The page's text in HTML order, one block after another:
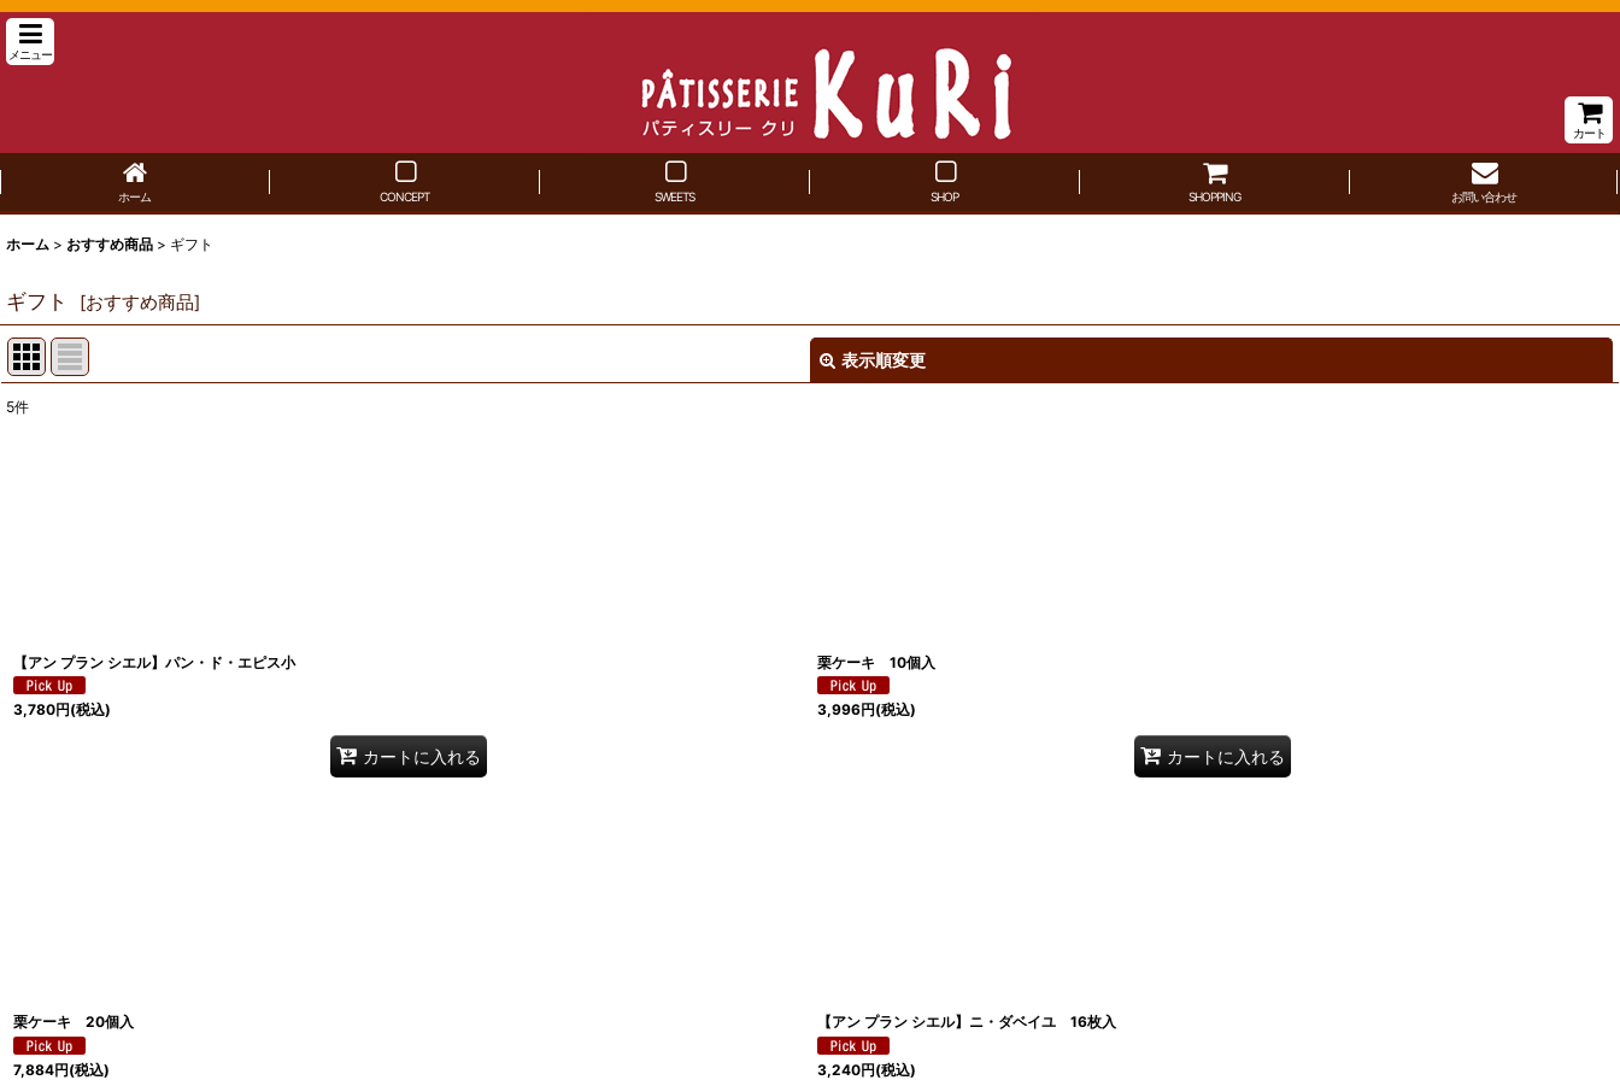
メニュー
カート
ホーム CONCEPT SWEETS SHOP SHOPPING お問い合わせ
ホーム > おすすめ商品 > ギフト
ギフト [おすすめ商品]
表示順変更
5件
【アン プラン シエル】パン・ド・エピス小
3,780円(税込)
カートに入れる
栗ケーキ 10個入
3,996円(税込)
カートに入れる
栗ケーキ 20個入
7,884円(税込)
【アン プラン シエル】ニ・ダベイユ 16枚入
3,240円(税込)